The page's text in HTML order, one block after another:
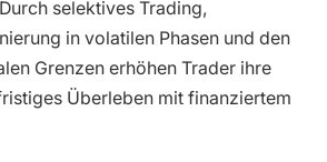
selektives Trading,
in volatilen Phasen und den
Grenzen erhöhen Trader ihre
Überleben mit finanziertem